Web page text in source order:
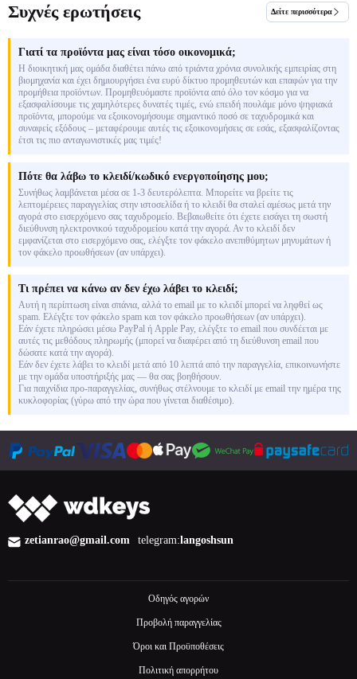
Συχνές ερωτήσεις Δείτε περισσότερα
Γιατί τα προϊόντα μας είναι τόσο οικονομικά;
Η διοικητική μας ομάδα διαθέτει πάνω από τριάντα χρόνια συνολικής εμπειρίας στη
βιομηχανία και έχει δημιουργήσει ένα ευρύ δίκτυο προμηθευτών και επαφών για την
προμήθεια προϊόντων. Προμηθευόμαστε προϊόντα από όλο τον κόσμο για να
εξασφαλίσουμε τις χαμηλότερες δυνατές τιμές, ενώ επειδή πουλάμε μόνο ψηφιακά
προϊόντα, μπορούμε να εξοικονομήσουμε σημαντικό ποσό σε ταχυδρομικά και
συναφείς εξόδους – μεταφέρουμε αυτές τις εξοικονομήσεις σε εσάς, εξασφαλίζοντας
έτσι τις πιο ανταγωνιστικές μας τιμές!
Πότε θα λάβω το κλειδί/κωδικό ενεργοποίησης μου;
Συνήθως λαμβάνεται μέσα σε 1-3 δευτερόλεπτα. Μπορείτε να βρείτε τις
λεπτομέρειες παραγγελίας στην ιστοσελίδα ή το κλειδί θα σταλεί αμέσως μετά την
αγορά στο εισερχόμενο σας ταχυδρομείο. Βεβαιωθείτε ότι έχετε εισάγει τη σωστή
διεύθυνση ηλεκτρονικού ταχυδρομείου κατά την αγορά. Αν το κλειδί δεν
εμφανίζεται στο εισερχόμενο σας, ελέγξτε τον φάκελο ανεπιθύμητων μηνυμάτων ή
τον φάκελο προωθήσεων (αν υπάρχει).
Τι πρέπει να κάνω αν δεν έχω λάβει το κλειδί;
Αυτή η περίπτωση είναι σπάνια, αλλά το email με το κλειδί μπορεί να ληφθεί ως
spam. Ελέγξτε τον φάκελο spam και τον φάκελο προωθήσεων (αν υπάρχει).
Εάν έχετε πληρώσει μέσω PayPal ή Apple Pay, ελέγξτε το email που συνδέεται με
αυτές τις μεθόδους πληρωμής (μπορεί να διαφέρει από τη διεύθυνση email που
δώσατε κατά την αγορά).
Εάν δεν έχετε λάβει το κλειδί μετά από 10 λεπτά από την παραγγελία, επικοινωνήστε
με την ομάδα υποστήριξής μας — θα σας βοηθήσουν.
Για παιχνίδια προ-παραγγελίας, συνήθως στέλνουμε το κλειδί με email την ημέρα της
κυκλοφορίας (γύρω από την ώρα που γίνεται διαθέσιμο).
zetianrao@gmail.com telegram:langoshsun
Οδηγός αγορών
Προβολή παραγγελίας
Όροι και Προϋποθέσεις
Πολιτική απορρήτου